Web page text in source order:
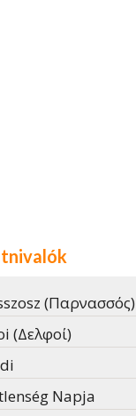
(Παρνασσός)
(Δελφοί)
Napja